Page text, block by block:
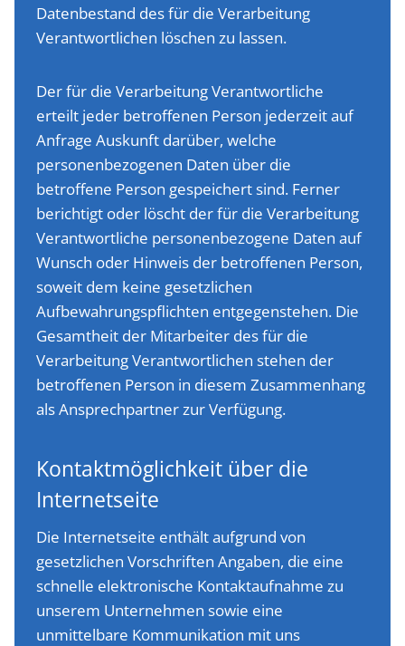
Datenbestand des für die Verarbeitung
Verantwortlichen löschen zu lassen.
Der für die Verarbeitung Verantwortliche
erteilt jeder betroffenen Person jederzeit auf
Anfrage Auskunft darüber, welche
personenbezogenen Daten über die
betroffene Person gespeichert sind. Ferner
berichtigt oder löscht der für die Verarbeitung
Verantwortliche personenbezogene Daten auf
Wunsch oder Hinweis der betroffenen Person,
soweit dem keine gesetzlichen
Aufbewahrungspflichten entgegenstehen. Die
Gesamtheit der Mitarbeiter des für die
Verarbeitung Verantwortlichen stehen der
betroffenen Person in diesem Zusammenhang
als Ansprechpartner zur Verfügung.
Kontaktmöglichkeit über die
Internetseite
Die Internetseite enthält aufgrund von
gesetzlichen Vorschriften Angaben, die eine
schnelle elektronische Kontaktaufnahme zu
unserem Unternehmen sowie eine
unmittelbare Kommunikation mit uns